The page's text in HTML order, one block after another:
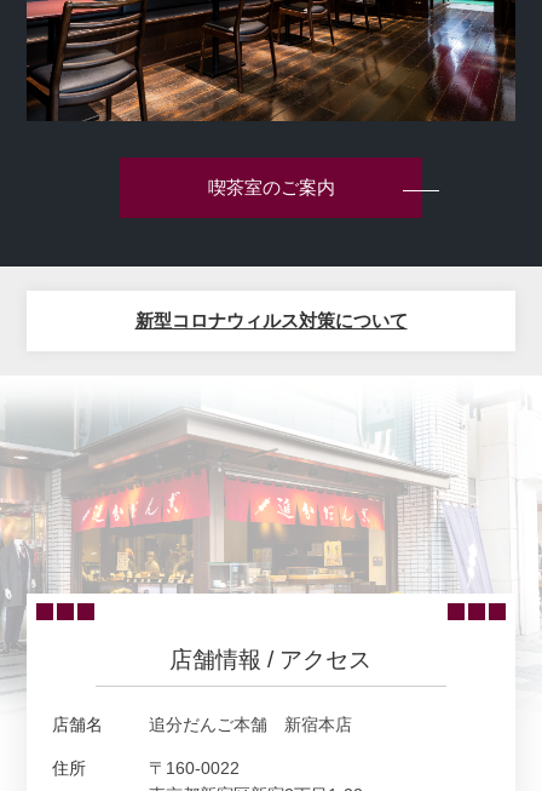
喫茶室のご案内
新型コロナウィルス対策について
店舗情報 / アクセス
店舗名 追分だんご本舗 新宿本店
住所
〒160-0022